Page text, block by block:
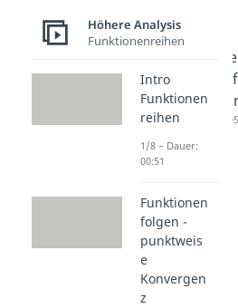
Diskrete
Transfor
mation
Dauer: 04:50 Dauer:
Höhere Analysis
Funktionenreihen
Intro
Funktionen
reihen
1/8 – Dauer:
00:51
Funktionen
folgen -
punktweis
e
Konvergen
z